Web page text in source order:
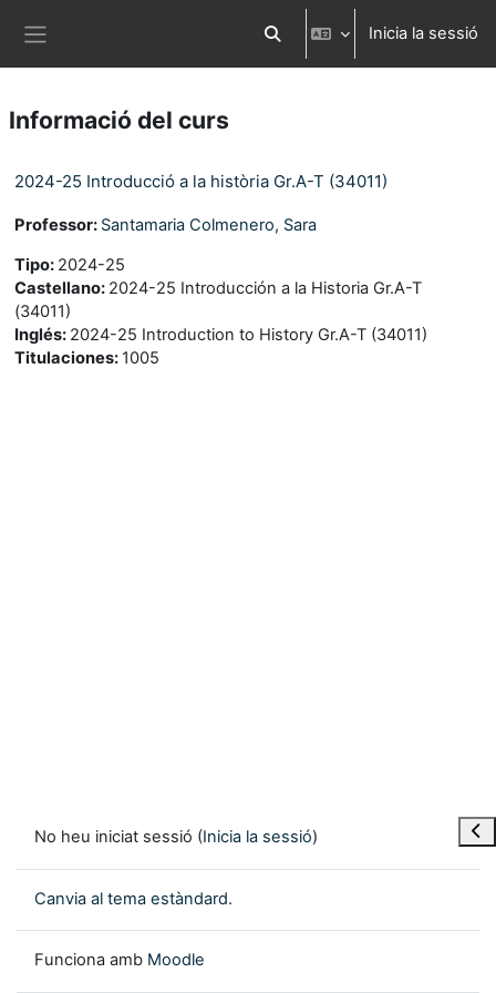
Commuta l'entrada de la cerca
Inicia la sessió
Informació del curs
2024-25 Introducció a la història Gr.A-T (34011)
Professor: Santamaria Colmenero, Sara
Tipo: 2024-25
Castellano: 2024-25 Introducción a la Historia Gr.A-T
(34011)
Inglés: 2024-25 Introduction to History Gr.A-T (34011)
Titulaciones: 1005
No heu iniciat sessió (Inicia la sessió)
Canvia al tema estàndard.
Funciona amb Moodle